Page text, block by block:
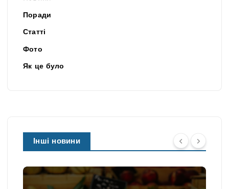
Поради
Статті
Фото
Як це було
Інші новини